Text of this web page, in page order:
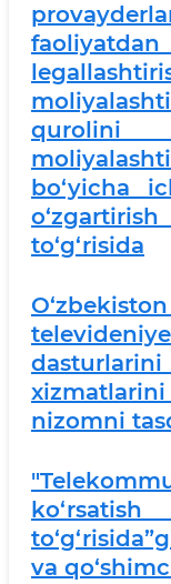
bo‘yicha
to‘g‘risida
nizomni
va